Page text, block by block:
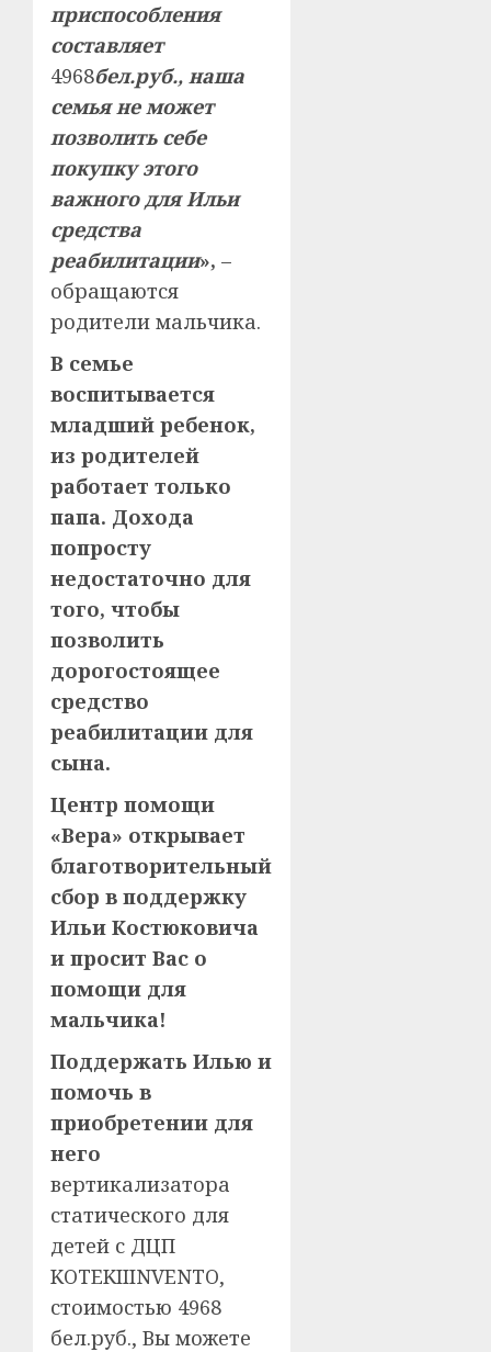
приспособления
составляет
4968бел.руб., наша
семья не может
позволить себе
покупку этого
важного для Ильи
средства
реабилитации», –
обращаются
родители мальчика.
В семье
воспитывается
младший ребенок,
из родителей
работает только
папа. Дохода
попросту
недостаточно для
того, чтобы
позволить
дорогостоящее
средство
реабилитации для
сына.
Центр помощи
«Вера» открывает
благотворительный
сбор в поддержку
Ильи Костюковича
и просит Вас о
помощи для
мальчика!
Поддержать Илью и
помочь в
приобретении для
него
вертикализатора
статического для
детей с ДЦП
KOTEKIIINVENTO,
стоимостью 4968
бел.руб., Вы можете